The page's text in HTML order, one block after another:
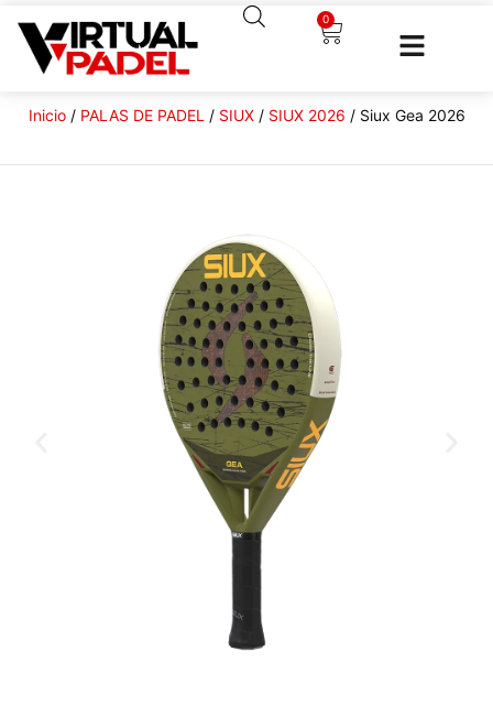
0
Inicio/ PALAS DE PADEL / SIUX/ SIUX 2026 / Siux Gea 2026